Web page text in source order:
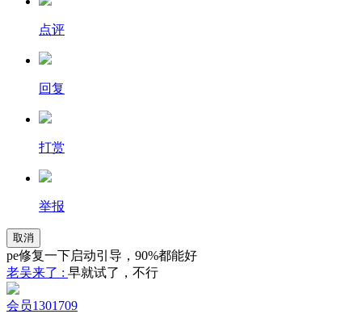
点评
回复
打赏
举报
取消
pe修复一下启动引导，90%都能好
老吴来了 : 早就试了，不行
会员1301709